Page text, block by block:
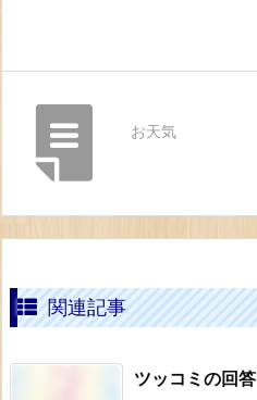
お天気
関連記事
ツッコミの回答